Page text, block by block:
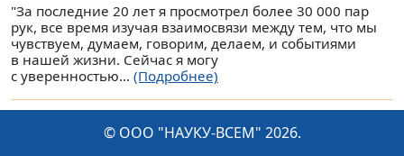
"За последние 20 лет я просмотрел более 30 000 пар
рук, все время изучая взаимосвязи между тем, что мы
чувствуем, думаем, говорим, делаем, и событиями
в нашей жизни. Сейчас я могу
с уверенностью... (Подробнее)
© ООО "НАУКУ-ВСЕМ" 2026.